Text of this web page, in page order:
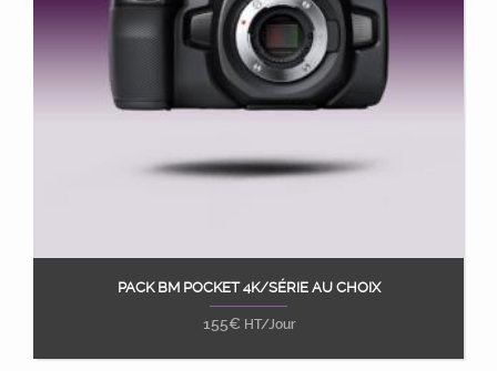
Ajouter au panier
PACK BM POCKET 4K/SÉRIE AU CHOIX
155€ HT/Jour